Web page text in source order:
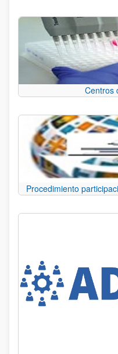
Centros
Procedimiento